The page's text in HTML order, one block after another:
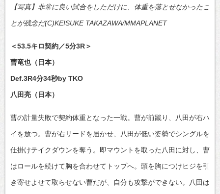
【写真】非常に良い試合をしただけに、体重を落とせなかったこ
とが残念だ(C)KEISUKE TAKAZAWA/MMAPLANET
＜53.5キロ契約／5分3R＞
曹竜也（日本）
Def.3R4分34秒by TKO
八田亮（日本）
曹の計量失敗で契約体重となった一戦。曹が前蹴り、八田が右ハ
イを放つ。曹が右リードを届かせ、八田が低い姿勢でシングルを
仕掛けテイクダウンを奪う。即マウントを取った八田に対し、曹
はロールを続けて胸を合わせてトップへ。頭を胸につけヒジを引
き寄せよせて取らせない曹だが、自分も攻撃ができない。八田は